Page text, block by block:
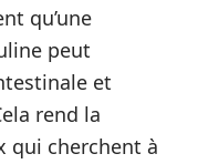
qu’une
peut
et
rend la
qui cherchent à